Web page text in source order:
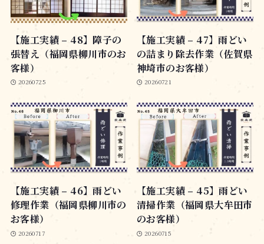
【施工実績 – 48】障子の
張替え（福岡県柳川市のお
客様）
20260725
【施工実績 – 47】雨どい
の詰まり除去作業（佐賀県
神埼市のお客様）
20260721
【施工実績 – 46】雨どい
修理作業（福岡県柳川市の
お客様）
20260717
【施工実績 – 45】雨どい
清掃作業（福岡県大牟田市
のお客様）
20260715